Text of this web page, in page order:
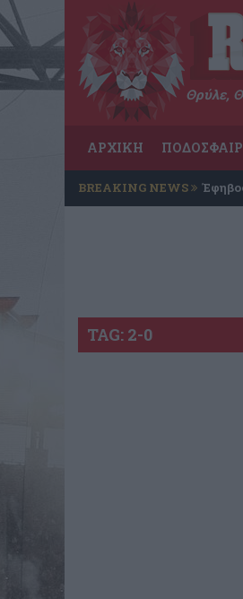
Θρύλε,
ΑΡΧΙΚΗ
BREAKING NEWS
TAG: 2-0